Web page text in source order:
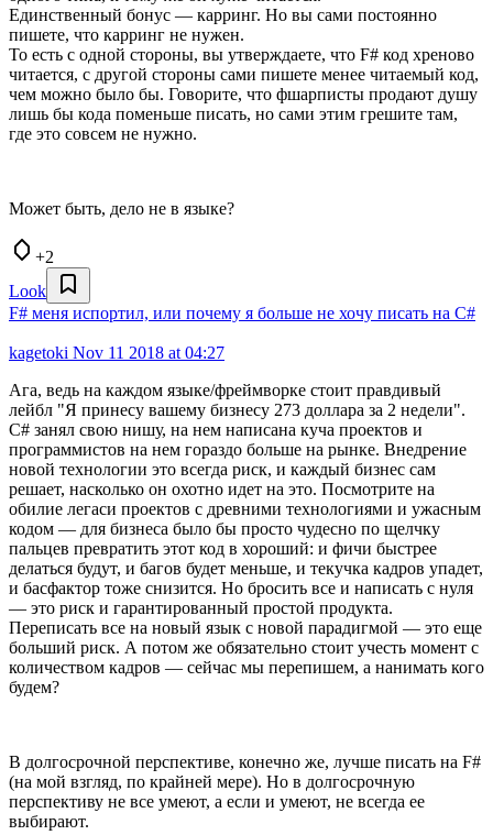
Единственный бонус — карринг. Но вы сами постоянно
пишете, что карринг не нужен.
То есть с одной стороны, вы утверждаете, что F# код хреново
читается, с другой стороны сами пишете менее читаемый код,
чем можно было бы. Говорите, что фшарписты продают душу
лишь бы кода поменьше писать, но сами этим грешите там,
где это совсем не нужно.
Может быть, дело не в языке?
+2
Look
F# меня испортил, или почему я больше не хочу писать на C#
kagetoki Nov 11 2018 at 04:27
Ага, ведь на каждом языке/фреймворке стоит правдивый
лейбл "Я принесу вашему бизнесу 273 доллара за 2 недели".
C# занял свою нишу, на нем написана куча проектов и
программистов на нем гораздо больше на рынке. Внедрение
новой технологии это всегда риск, и каждый бизнес сам
решает, насколько он охотно идет на это. Посмотрите на
обилие легаси проектов с древними технологиями и ужасным
кодом — для бизнеса было бы просто чудесно по щелчку
пальцев превратить этот код в хороший: и фичи быстрее
делаться будут, и багов будет меньше, и текучка кадров упадет,
и басфактор тоже снизится. Но бросить все и написать с нуля
— это риск и гарантированный простой продукта.
Переписать все на новый язык с новой парадигмой — это еще
больший риск. А потом же обязательно стоит учесть момент с
количеством кадров — сейчас мы перепишем, а нанимать кого
будем?
В долгосрочной перспективе, конечно же, лучше писать на F#
(на мой взгляд, по крайней мере). Но в долгосрочную
перспективу не все умеют, а если и умеют, не всегда ее
выбирают.